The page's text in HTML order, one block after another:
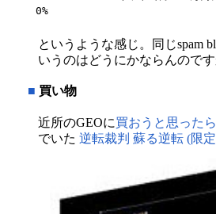
0%
というような感じ。同じspam
いうのはどうにかならんのです
■ 買い物
近所のGEOに買おうと思った
でいた 逆転裁判 蘇る逆転 (限